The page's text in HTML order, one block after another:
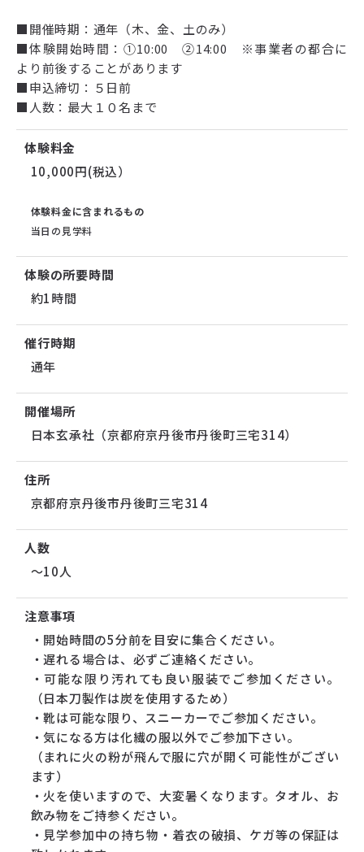
■開催時期：通年（木、金、土のみ）
■体験開始時間：①10:00 ②14:00 ※事業者の都合に
より前後することがあります
■申込締切：５日前
■人数：最大１０名まで
体験料金
10,000円(税込）
体験料金に含まれるもの
当日の見学料
体験の所要時間
約1時間
催行時期
通年
開催場所
日本玄承社（京都府京丹後市丹後町三宅314）
住所
京都府京丹後市丹後町三宅314
人数
～10人
注意事項
・開始時間の5分前を目安に集合ください。
・遅れる場合は、必ずご連絡ください。
・可能な限り汚れても良い服装でご参加ください。
（日本刀製作は炭を使用するため）
・靴は可能な限り、スニーカーでご参加ください。
・気になる方は化繊の服以外でご参加下さい。
（まれに火の粉が飛んで服に穴が開く可能性がござい
ます）
・火を使いますので、大変暑くなります。タオル、お
飲み物をご持参ください。
・見学参加中の持ち物・着衣の破損、ケガ等の保証は